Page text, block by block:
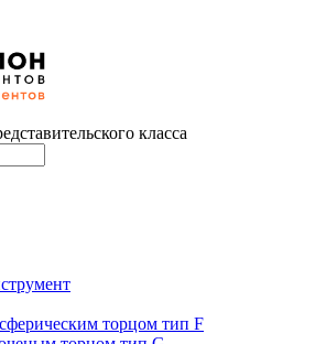
класса
торцом тип F